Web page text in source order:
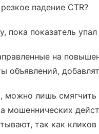
падение CTR?
пока показатель
на
объявлений,
можно лишь смягчить
мошеннических
так как